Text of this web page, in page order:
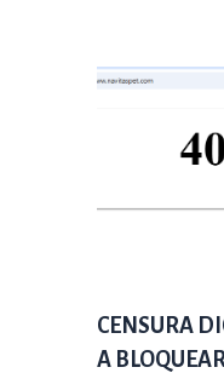
CENSURA
A